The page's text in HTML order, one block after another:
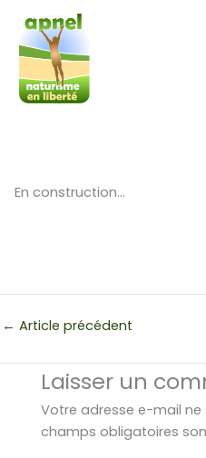
contenu
En construction…
← Article précédent
Laisser un
Votre adresse e-mail ne
champs obligatoires